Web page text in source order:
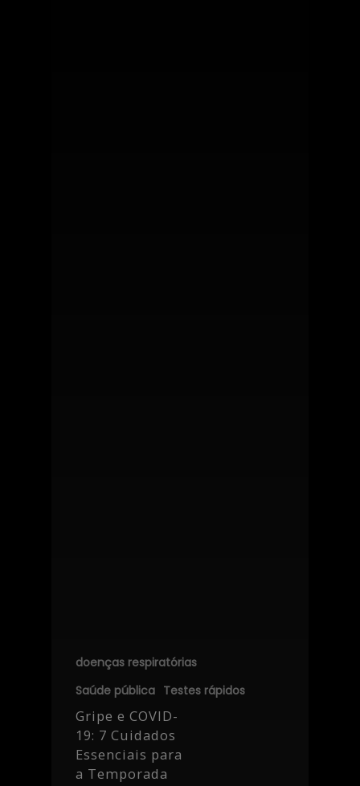
doenças respiratórias
Saúde pública Testes rápidos
Gripe e COVID-
19: 7 Cuidados
Essenciais para
a Temporada